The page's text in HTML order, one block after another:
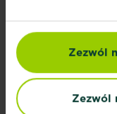
Zezwól
Zezwól
Dobrze
warzyw na
choroby i